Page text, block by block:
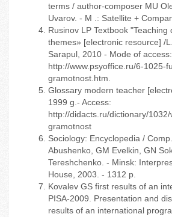
terms / author-composer MU
Uvarov. - M .: Satellite +
Rusinov LP Textbook "Teaching
themes» [electronic resource] /
Sarapul, 2010 - Mode of access:
http://www.psyoffice.ru/6-1025-
gramotnost.htm.
Glossary modern teacher
1999 g.- Access:
http://didacts.ru/dictionary/
gramotnost
Sociology: Encyclopedia /
Abushenko, GM Evelkin, GN
Tereshchenko. - Minsk:
House, 2003. - 1312 p.
Kovalev GS first results of an
PISA-2009. Presentation and
results of an international